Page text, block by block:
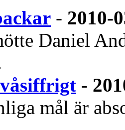
- 2010-
Daniel
-
mål är